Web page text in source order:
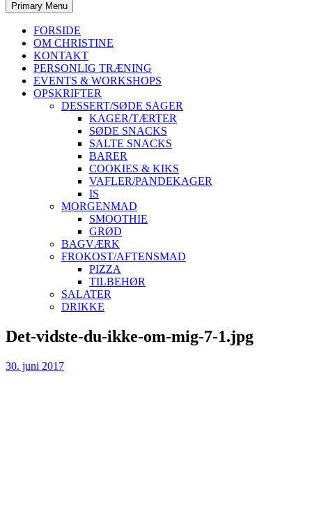
Primary Menu
FORSIDE
OM CHRISTINE
KONTAKT
PERSONLIG TRÆNING
EVENTS & WORKSHOPS
OPSKRIFTER
DESSERT/SØDE SAGER
KAGER/TÆRTER
SØDE SNACKS
SALTE SNACKS
BARER
COOKIES & KIKS
VAFLER/PANDEKAGER
IS
MORGENMAD
SMOOTHIE
GRØD
BAGVÆRK
FROKOST/AFTENSMAD
PIZZA
TILBEHØR
SALATER
DRIKKE
Skip
to
Det-vidste-du-ikke-om-mig-7-1.jpg
30. juni 2017